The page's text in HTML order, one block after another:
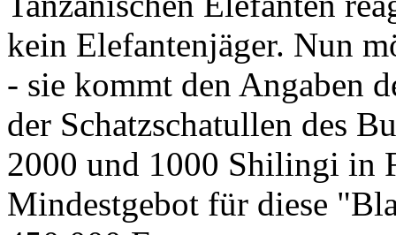
kein Elefantenjäger. Nun
- sie kommt den Angaben
der Schatzschatullen des
2000 und 1000 Shilingi in
Mindestgebot für diese